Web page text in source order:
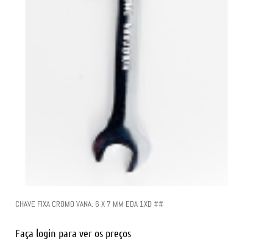
CHAVE FIXA CROMO VANA. 6 X 7 MM EDA 1XD ##
Faça login para ver os preços